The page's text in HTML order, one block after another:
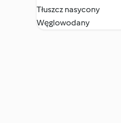
Tłuszcz nasycony
Węglowodany